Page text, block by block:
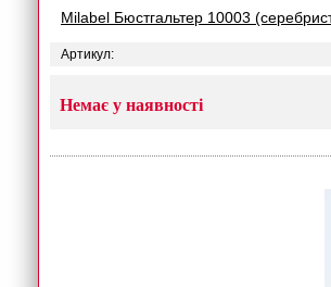
Milabel Бюстгальтер 10003
Артикул:
Немає у наявності